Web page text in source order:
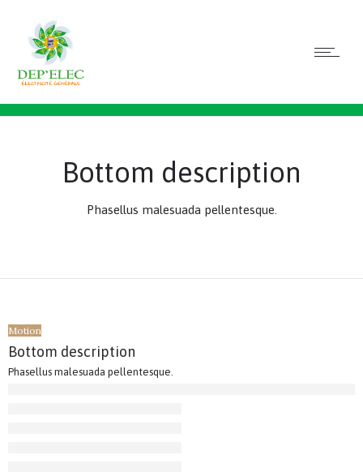
Bottom description
Phasellus malesuada pellentesque.
Motion
Bottom description
Phasellus malesuada pellentesque.